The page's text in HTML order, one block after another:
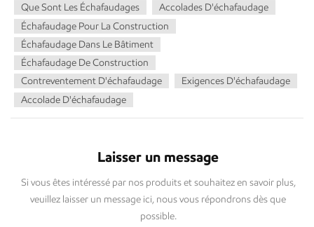
Que Sont Les Échafaudages
Accolades D'échafaudage
Échafaudage Pour La Construction
Échafaudage Dans Le Bâtiment
Échafaudage De Construction
Contreventement D'échafaudage
Exigences D'échafaudage
Accolade D'échafaudage
Laisser un message
Si vous êtes intéressé par nos produits et souhaitez en savoir plus,
veuillez laisser un message ici, nous vous répondrons dès que
possible.